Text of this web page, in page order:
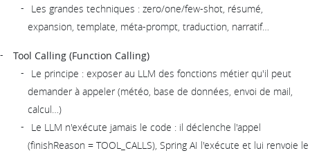
Les grandes techniques : zero/one/few-shot, résumé,
expansion, template, méta-prompt, traduction, narratif…
Tool Calling (Function Calling)
Le principe : exposer au LLM des fonctions métier qu'il peut
demander à appeler (météo, base de données, envoi de mail,
calcul…)
Le LLM n'exécute jamais le code : il déclenche l'appel
(finishReason = TOOL_CALLS), Spring AI l'exécute et lui renvoie le